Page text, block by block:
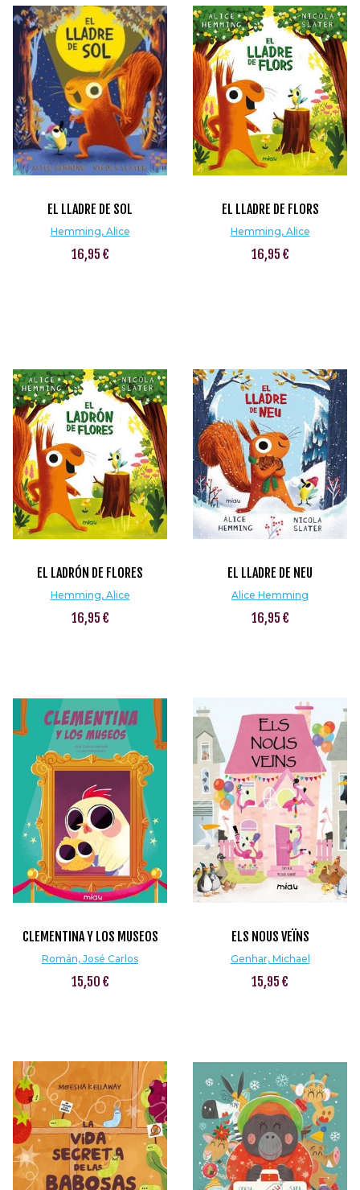
EL LLADRE DE SOL
Hemming, Alice
16,95 €
EL LLADRE DE FLORS
Hemming, Alice
16,95 €
EL LADRÓN DE FLORES
Hemming, Alice
16,95 €
EL LLADRE DE NEU
Alice Hemming
16,95 €
CLEMENTINA Y LOS MUSEOS
Román, José Carlos
15,50 €
ELS NOUS VEÏNS
Genhar, Michael
15,95 €